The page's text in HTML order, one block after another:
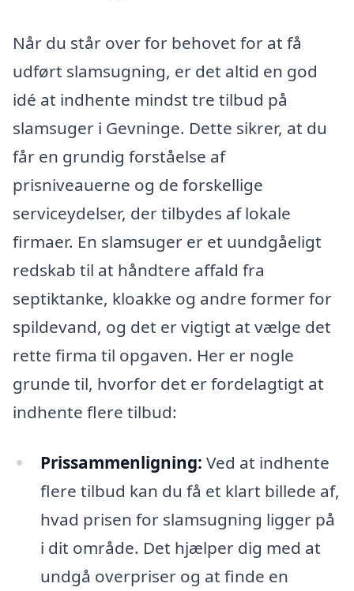
Når du står over for behovet for at få
udført slamsugning, er det altid en god
idé at indhente mindst tre tilbud på
slamsuger i Gevninge. Dette sikrer, at du
får en grundig forståelse af
prisniveauerne og de forskellige
serviceydelser, der tilbydes af lokale
firmaer. En slamsuger er et uundgåeligt
redskab til at håndtere affald fra
septiktanke, kloakke og andre former for
spildevand, og det er vigtigt at vælge det
rette firma til opgaven. Her er nogle
grunde til, hvorfor det er fordelagtigt at
indhente flere tilbud:
Prissammenligning: Ved at indhente
flere tilbud kan du få et klart billede af,
hvad prisen for slamsugning ligger på
i dit område. Det hjælper dig med at
undgå overpriser og at finde en